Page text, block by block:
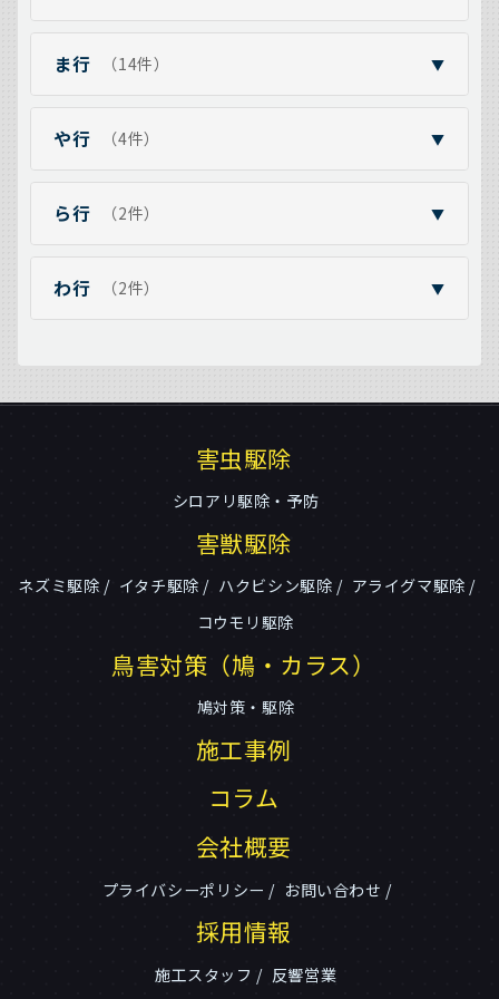
ま行 （14件） ▼
や行 （4件） ▼
ら行 （2件） ▼
わ行 （2件） ▼
害虫駆除
シロアリ駆除・予防
害獣駆除
ネズミ駆除 イタチ駆除 ハクビシン駆除
アライグマ駆除
コウモリ駆除
鳥害対策（鳩・カラス）
鳩対策・駆除
施工事例
コラム
会社概要
プライバシーポリシー お問い合わせ
採用情報
施工スタッフ 反響営業